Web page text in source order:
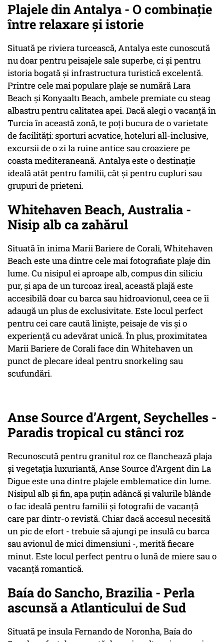
Plajele din Antalya - O combinație
între relaxare și istorie
Situată pe riviera turcească, Antalya este cunoscută
nu doar pentru peisajele sale superbe, ci și pentru
istoria bogată și infrastructura turistică excelentă.
Printre cele mai populare plaje se numără Lara
Beach și Konyaaltı Beach, ambele premiate cu steag
albastru pentru calitatea apei. Dacă alegi o vacanță în
Turcia în această zonă, te poți bucura de o varietate
de facilități: sporturi acvatice, hoteluri all-inclusive,
excursii de o zi la ruine antice sau croaziere pe
coasta mediteraneană. Antalya este o destinație
ideală atât pentru familii, cât și pentru cupluri sau
grupuri de prieteni.
Whitehaven Beach, Australia -
Nisip alb ca zahărul
Situată în inima Marii Bariere de Corali, Whitehaven
Beach este una dintre cele mai fotografiate plaje din
lume. Cu nisipul ei aproape alb, compus din siliciu
pur, și apa de un turcoaz ireal, această plajă este
accesibilă doar cu barca sau hidroavionul, ceea ce îi
adaugă un plus de exclusivitate. Este locul perfect
pentru cei care caută liniște, peisaje de vis și o
experiență cu adevărat unică. În plus, proximitatea
Marii Bariere de Corali face din Whitehaven un
punct de plecare ideal pentru snorkeling sau
scufundări.
Anse Source d’Argent, Seychelles -
Paradis tropical cu stânci roz
Recunoscută pentru granitul roz ce flanchează plaja
și vegetația luxuriantă, Anse Source d’Argent din La
Digue este una dintre plajele emblematice din lume.
Nisipul alb și fin, apa puțin adâncă și valurile blânde
o fac ideală pentru familii și fotografii de vacanță
care par dintr-o revistă. Chiar dacă accesul necesită
un pic de efort - trebuie să ajungi pe insulă cu barca
sau avionul de mici dimensiuni -, merită fiecare
minut. Este locul perfect pentru o lună de miere sau o
vacanță romantică.
Baía do Sancho, Brazilia - Perla
ascunsă a Atlanticului de Sud
Situată pe insula Fernando de Noronha, Baía do